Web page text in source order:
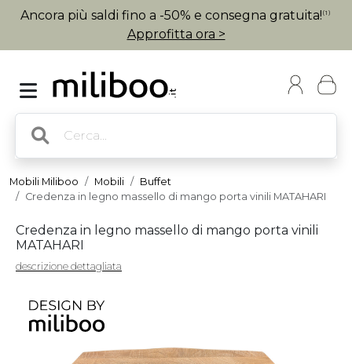
Ancora più saldi fino a -50% e consegna gratuita! (1)
Approfitta ora >
Mobili Miliboo Mobili
Buffet
Credenza in legno massello di mango porta vinili MATAHARI
Credenza in legno massello di mango porta vinili
MATAHARI
descrizione dettagliata